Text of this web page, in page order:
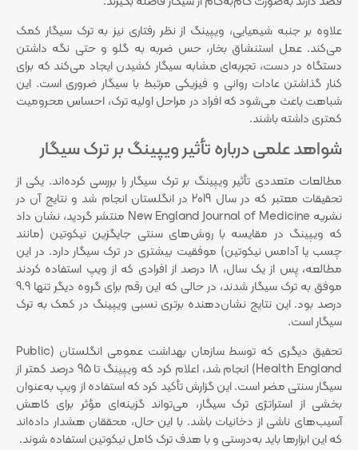
علاوه بر جنبه شیمیایی، ویپینگ از نظر رفتاری نیز به ترک سیگار کمک
می‌کند. عمل استنشاق بخار، حس ضربه به گلو و حتی نگه داشتن
دستگاه در دست، تجربه‌ای مشابه سیگار کشیدن ایجاد می‌کند که برای
کنار گذاشتن عادات روانی و فیزیکی مرتبط با سیگار ضروری است. این
شباهت باعث می‌شود که افراد در مراحل اولیه ترک، احساس محرومیت
کمتری داشته باشند.
شواهد علمی درباره تأثیر ویپینگ بر ترک سیگار
مطالعات متعددی تأثیر ویپینگ بر ترک سیگار را بررسی کرده‌اند. یکی از
تحقیقات معتبر که در سال 2019 در انگلستان انجام شد و نتایج آن در
نشریه New England Journal of Medicine منتشر گردید، نشان داد
که ویپینگ در مقایسه با روش‌های سنتی جایگزین نیکوتین (مانند
چسب یا آدامس نیکوتین) موفقیت بیشتری در ترک سیگار دارد. در این
مطالعه، پس از یک سال، 18 درصد از افرادی که از ویپ استفاده کردند
موفق به ترک سیگار شدند، در حالی که این رقم برای گروه دیگر تنها 9.9
درصد بود. این نتایج نشان‌دهنده برتری نسبی ویپینگ در کمک به ترک
سیگار است.
تحقیق دیگری که توسط سازمان بهداشت عمومی انگلستان (Public
Health England) انجام شد، اعلام کرد که ویپینگ تا 95 درصد کمتر از
سیگار سنتی مضر است. این گزارش تأکید کرد که استفاده از ویپ به‌عنوان
بخشی از استراتژی ترک سیگار، می‌تواند گزینه‌ای مؤثر برای کاهش
آسیب‌های ناشی از دخانیات باشد. با این حال، محققان هشدار داده‌اند
که این ابزارها باید به‌درستی و با هدف ترک کامل نیکوتین استفاده شوند.